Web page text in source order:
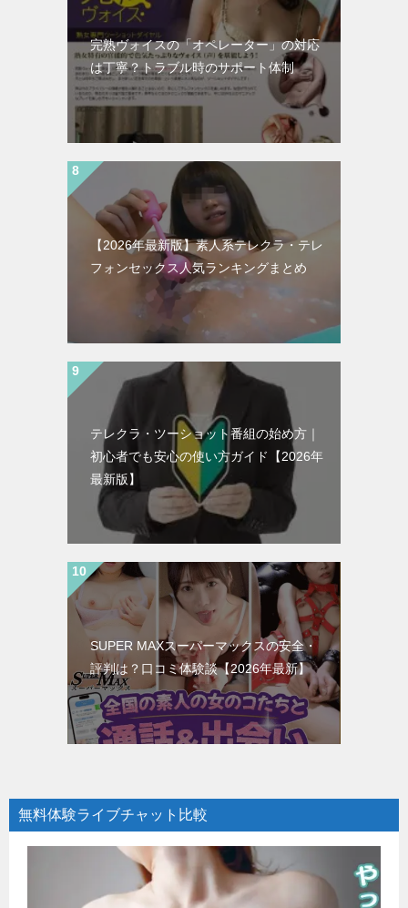
完熟ヴォイスの「オペレーター」の対応
は丁寧？トラブル時のサポート体制
【2026年最新版】素人系テレクラ・テレ
フォンセックス人気ランキングまとめ
テレクラ・ツーショット番組の始め方｜
初心者でも安心の使い方ガイド【2026年
最新版】
SUPER MAXスーパーマックスの安全・
評判は？口コミ体験談【2026年最新】
無料体験ライブチャット比較